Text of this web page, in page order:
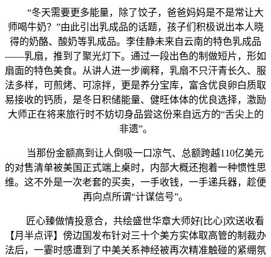
“冬天需要更多能量，除了饺子，爸爸妈妈是不是常让大
师喝牛奶？”由此引出乳成品的话题，孩子们积极说出本人晓
得的奶酪、酸奶等乳成品。李佳静未来自云南的特色乳成品
——乳扇，推到了聚光灯下。通过一段出色的制做短片，形如
扇面的特色美食。从讲人进一步阐释，乳扇不只汗青长久、服
法多样，可煎烤、可凉拌，更是养分宝库，富含优良卵白质取
易接收的钙质，是冬日积储能量、健旺体体的优良选择，激励
大师正在将来旅行时不妨切身品尝这份来自远方的“舌尖上的
非遗”。
当那份金额高到让人倒吸一口凉气、总额跨越110亿美元
的对售清单被美国正式端上桌时，内部大概还抱着一种惯性思
维。这不外是一次老套的买卖，一手收钱，一手递兵器，趁便
再向点所谓“计谋信号”。
匠心臻做情投意合，共绘盛世华章大师好[比心]欢送收看
【月半点评】傍边国发布针对三十个美方实体取高管的制裁办
法后，一霎时感遭到了中美关系神经被再次精准触碰的紧绷氛